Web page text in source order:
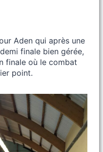
Aden qui après une
finale bien gérée,
finale où le combat
point.